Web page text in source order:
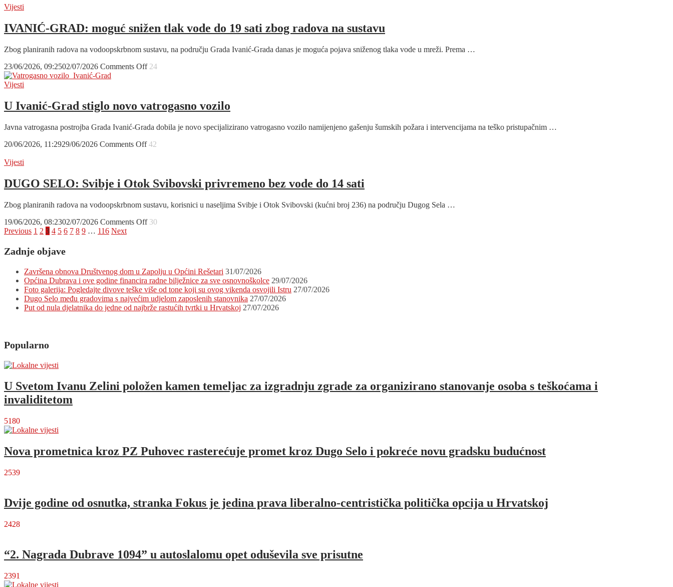
stiže
i
vrućica:
Šuput
ovaj
vikend
na
Petrovu
u
Vijesti
IVANIĆ-GRAD: moguć snižen tlak vode do 19 sati zbog radova na sustavu
Zbog planiranih radova na vodoopskrbnom sustavu, na području Grada Ivanić-Grada danas je moguća pojava sniženog tlaka vode u mreži. Prema …
23/06/2026, 09:2502/07/2026 Comments Offon
snižen
tlak
do
sati
sustavu
24
Vijesti
U Ivanić-Grad stiglo novo vatrogasno vozilo
Javna vatrogasna postrojba Grada Ivanić-Grada dobila je novo specijalizirano vatrogasno vozilo namijenjeno gašenju šumskih požara i intervencijama na teško pristupačnim …
20/06/2026, 11:2929/06/2026 Comments Offon
stiglo
novo
vozilo
42
Vijesti
DUGO SELO: Svibje i Otok Svibovski privremeno bez vode do 14 sati
Zbog planiranih radova na vodoopskrbnom sustavu, korisnici u naseljima Svibje i Otok Svibovski (kućni broj 236) na području Dugog Sela …
19/06/2026, 08:2302/07/2026 Comments Offon
Svibovski
privremeno
bez
vode
do
30
Posts
pagination
Previous 1 2 3 4 5 6 7 8 9 … 116 Next
Zadnje objave
Završena obnova Društvenog dom u Zapolju u Općini Rešetari 31/07/2026
Općina Dubrava i ove godine financira radne bilježnice za sve osnovnoškolce 29/07/2026
Foto galerija: Pogledajte divove teške više od tone koji su ovog vikenda osvojili Istru 27/07/2026
Dugo Selo među gradovima s najvećim udjelom zaposlenih stanovnika 27/07/2026
Put od nula djelatnika do jedne od najbrže rastućih tvrtki u Hrvatskoj 27/07/2026
Popularno
U Svetom Ivanu Zelini položen kamen temeljac za izgradnju zgrade za organizirano stanovanje osoba s teškoćama i
invaliditetom
5180
Nova prometnica kroz PZ Puhovec rasterećuje promet kroz Dugo Selo i pokreće novu gradsku budućnost
2539
Dvije godine od osnutka, stranka Fokus je jedina prava liberalno-centristička politička opcija u Hrvatskoj
2428
“2. Nagrada Dubrave 1094” u autoslalomu opet oduševila sve prisutne
2391